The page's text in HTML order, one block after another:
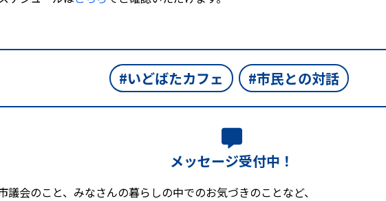
いどばたカフェ 市民との対話
メッセージ受付中！
議会のこと、みなさんの暮らしの中でのお気づきのことなど、